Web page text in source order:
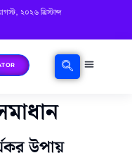
২০২৬ খ্রিস্টাব্দ
উপায়